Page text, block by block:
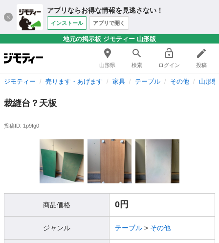
アプリならお得な情報を見逃さない！
インストール アプリで開く
地元の掲示板 ジモティー 山形版
山形県 検索 ログイン 投稿
ジモティー 売ります・あげます 家具 テーブル その他 山形
裁縫台？天板
投稿ID: 1p9fg0
商品価格 0円
ジャンル テーブル > その他